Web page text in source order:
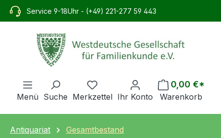
springen
Service 9-18Uhr - (+49) 221-277 59 443
Menü Suche Merkzettel Ihr Konto
0,00 €*
Warenkorb
Antiquariat Gesamtbestand